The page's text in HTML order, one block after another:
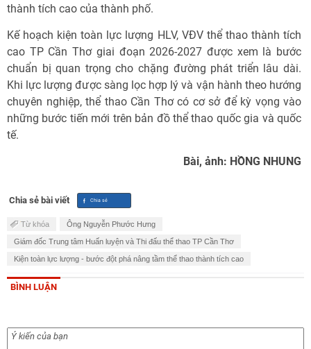
thành tích cao của thành phố.
Kế hoạch kiện toàn lực lượng HLV, VĐV thể thao thành tích
cao TP Cần Thơ giai đoạn 2026-2027 được xem là bước
chuẩn bị quan trọng cho chặng đường phát triển lâu dài.
Khi lực lượng được sàng lọc hợp lý và vận hành theo hướng
chuyên nghiệp, thể thao Cần Thơ có cơ sở để kỳ vọng vào
những bước tiến mới trên bản đồ thể thao quốc gia và quốc
tế.
Bài, ảnh: HỒNG NHUNG
Chia sẻ bài viết
Từ khóa Ông Nguyễn Phước Hưng
Giám đốc Trung tâm Huấn luyện và Thi đấu thể thao TP Cần Thơ
Kiện toàn lực lượng - bước đột phá nâng tầm thể thao thành tích cao
BÌNH LUẬN